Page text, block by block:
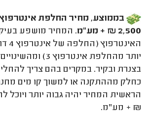
2,500 ₪ + מע"מ
. המחיר מושפע
יותר מהחלפת אינטרפוץ
בצנרת ובקיר. במקרים בהם צריך
כחלק מההתקנה או למשוך קו מים
₪ + מע"מ.